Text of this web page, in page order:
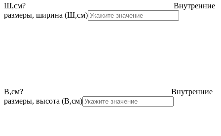
Ш,см?
Внутренние
размеры, ширина (Ш,см)
В,см?
Внутренние
размеры, высота (В,см)